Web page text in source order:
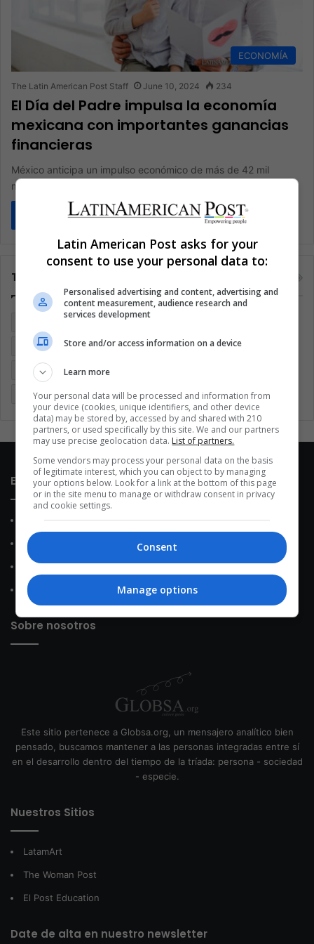
ECONOMÍA
The Latin American Post Staff June 10, 2024 234
El Día del Padre impulsa la economía
mexicana con importantes ganancias
financieras
México anticipa un impulso económico de más de 42 mil
millones de pesos ($2,285 mil millones) a partir de las…
Read More »
Tags
Cine
Coronavirus Covid 19 Cuarentena Deportes
Economía Entretenimiento
Memes (ES) Mundo México Música Politica
Enlaces de interés
Sobre Nosotros
Contacto
Política de Privacidad
Política de Cookies
Sobre nosotros
Este sitio pertenece a Globsa.org, un mensajero analítico bien
pensado, buscamos mantener a las personas integradas entre sí
en el desarrollo dentro del tiempo de la tríada: persona - sociedad
- especie.
Nuestros Sitios
LatamArt
The Woman Post
El Post Education
Date de alta en nuestro newsletter
Latin American Post asks for your
consent to use your personal data to:
Personalised advertising and content, advertising and
content measurement, audience research and
services development
Store and/or access information on a device
Learn more
Your personal data will be processed and information from
your device (cookies, unique identifiers, and other device
data) may be stored by, accessed by and shared with 210
partners, or used specifically by this site. We and our partners
may use precise geolocation data. List of partners.
Some vendors may process your personal data on the basis
of legitimate interest, which you can object to by managing
your options below. Look for a link at the bottom of this page
or in the site menu to manage or withdraw consent in privacy
and cookie settings.
Consent
Manage options